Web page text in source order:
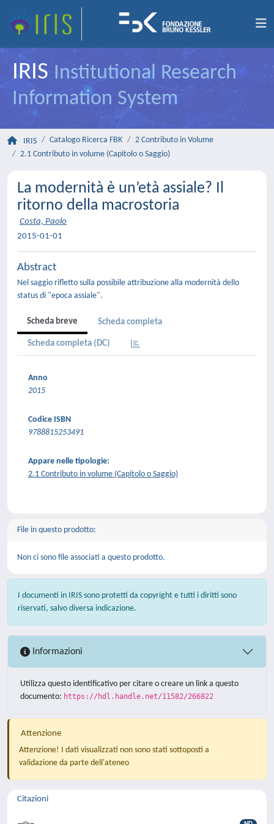
IRIS Institutional Research
Information System
IRIS Catalogo Ricerca FBK
2 Contributo in Volume
2.1 Contributo in volume (Capitolo o Saggio)
La modernità è un’età assiale? Il
ritorno della macrostoria
Costa, Paolo
2015-01-01
Abstract
Nel saggio rifletto sulla possibile attribuzione alla modernità dello
status di "epoca assiale".
Scheda breve Scheda completa
Scheda completa (DC)
Anno
2015
Codice ISBN
9788815253491
Appare nelle tipologie:
2.1 Contributo in volume (Capitolo o Saggio)
File in questo prodotto:
Non ci sono file associati a questo prodotto.
I documenti in IRIS sono protetti da copyright e tutti i diritti sono
riservati, salvo diversa indicazione.
Informazioni
Utilizza questo identificativo per citare o creare un link a questo
documento: https://hdl.handle.net/11582/266822
Attenzione
Attenzione! I dati visualizzati non sono stati sottoposti a
validazione da parte dell'ateneo
Citazioni